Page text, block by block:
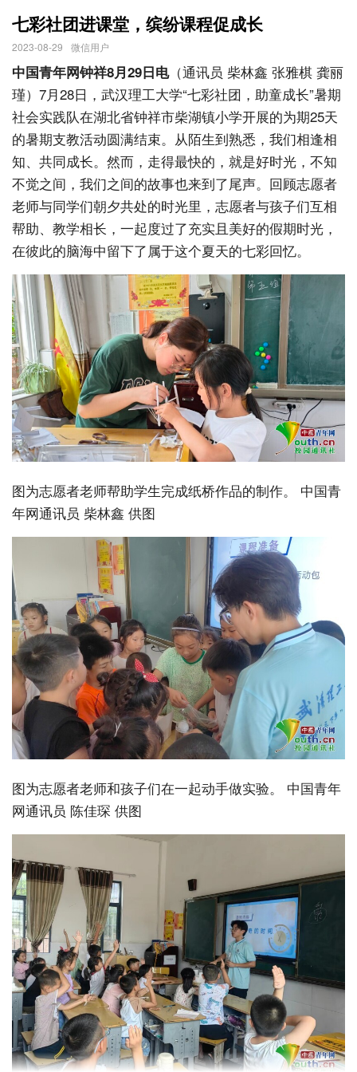
七彩社团进课堂，缤纷课程促成长
2023-08-29 微信用户
中国青年网钟祥8月29日电（通讯员 柴林鑫 张雅棋 龚丽
瑾）7月28日，武汉理工大学“七彩社团，助童成长”暑期
社会实践队在湖北省钟祥市柴湖镇小学开展的为期25天
的暑期支教活动圆满结束。从陌生到熟悉，我们相逢相
知、共同成长。然而，走得最快的，就是好时光，不知
不觉之间，我们之间的故事也来到了尾声。回顾志愿者
老师与同学们朝夕共处的时光里，志愿者与孩子们互相
帮助、教学相长，一起度过了充实且美好的假期时光，
在彼此的脑海中留下了属于这个夏天的七彩回忆。
图为志愿者老师帮助学生完成纸桥作品的制作。 中国青
年网通讯员 柴林鑫 供图
图为志愿者老师和孩子们在一起动手做实验。 中国青年
网通讯员 陈佳琛 供图